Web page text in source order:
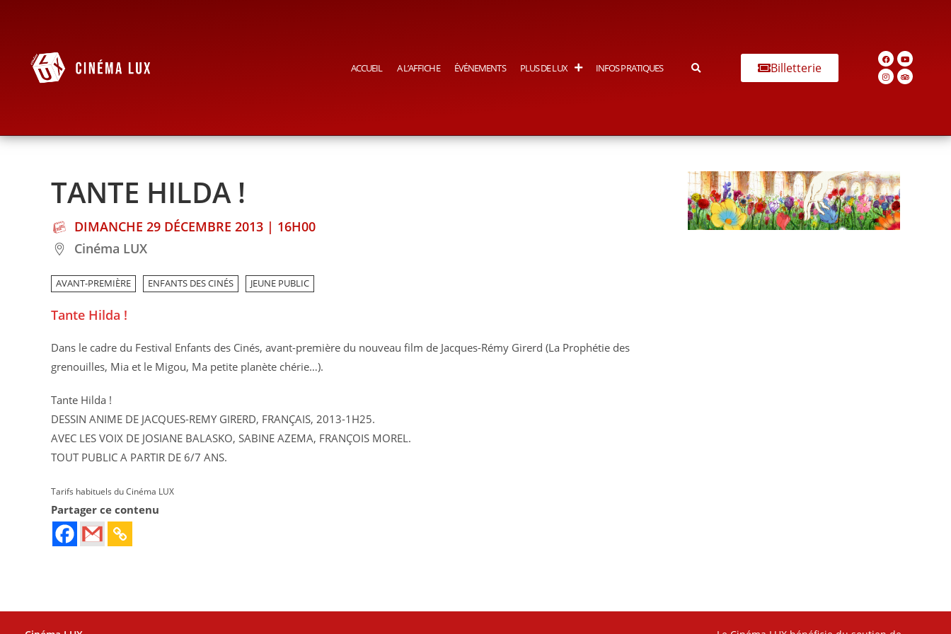
ACCUEIL A L’AFFICHE ÉVÉNEMENTS PLUS DE LUX INFOS PRATIQUES Billetterie
TANTE HILDA !
DIMANCHE 29 DÉCEMBRE 2013 | 16H00
Cinéma LUX
AVANT-PREMIÈRE ENFANTS DES CINÉS JEUNE PUBLIC
Tante Hilda !
Dans le cadre du Festival Enfants des Cinés, avant-première du nouveau film de Jacques-Rémy Girerd (La Prophétie des
grenouilles, Mia et le Migou, Ma petite planète chérie…).
Tante Hilda !
DESSIN ANIME DE JACQUES-REMY GIRERD, FRANÇAIS, 2013-1H25.
AVEC LES VOIX DE JOSIANE BALASKO, SABINE AZEMA, FRANÇOIS MOREL.
TOUT PUBLIC A PARTIR DE 6/7 ANS.
Tarifs habituels du Cinéma LUX
Partager ce contenu